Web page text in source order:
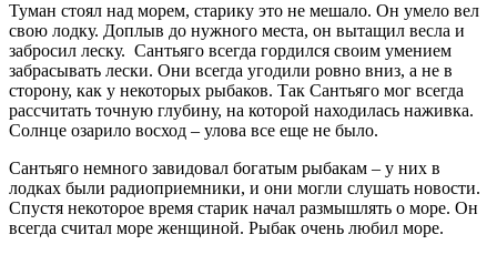
Туман стоял над морем, старику это не мешало. Он умело вел
свою лодку. Доплыв до нужного места, он вытащил весла и
забросил леску. Сантьяго всегда гордился своим умением
забрасывать лески. Они всегда угодили ровно вниз, а не в
сторону, как у некоторых рыбаков. Так Сантьяго мог всегда
рассчитать точную глубину, на которой находилась наживка.
Солнце озарило восход – улова все еще не было.
Сантьяго немного завидовал богатым рыбакам – у них в
лодках были радиоприемники, и они могли слушать новости.
Спустя некоторое время старик начал размышлять о море. Он
всегда считал море женщиной. Рыбак очень любил море.